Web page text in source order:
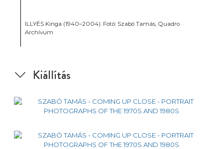
ILLYÉS Kinga (1940–2004). Fotó: Szabó Tamás, Quadro
Archívum
Kiállítás